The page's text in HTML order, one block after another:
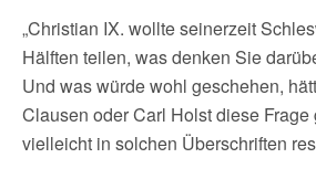
„Christian IX. wollte seinerzeit
Hälften teilen, was denken Sie
Und was würde wohl geschehen,
Clausen oder Carl Holst diese
vielleicht in solchen Überschriften